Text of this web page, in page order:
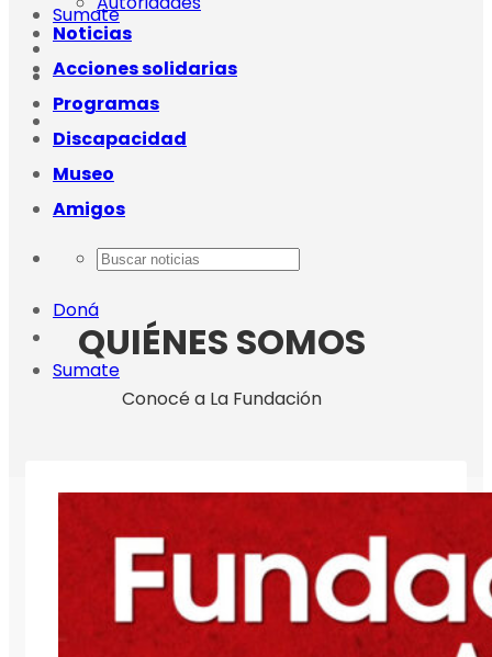
Sumate
Noticias
Acciones solidarias
Programas
Discapacidad
Museo
Amigos
Doná
Sumate
QUIÉNES SOMOS
Conocé a La Fundación